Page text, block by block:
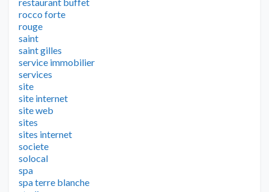
rocco forte
rouge
saint
saint gilles
service immobilier
services
site
site internet
site web
sites
sites internet
societe
solocal
spa
spa terre blanche